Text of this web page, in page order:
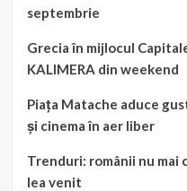
septembrie
Grecia în mijlocul
KALIMERA din weekend
Piața Matache aduce
și cinema în aer liber
Trenduri: românii nu mai
lea venit